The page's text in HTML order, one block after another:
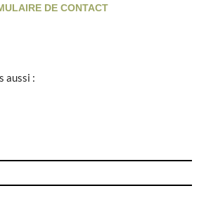
DE CONTACT
aussi :